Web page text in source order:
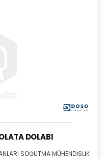
DOLABI
SOĞUTMA MÜHENDİSLİK